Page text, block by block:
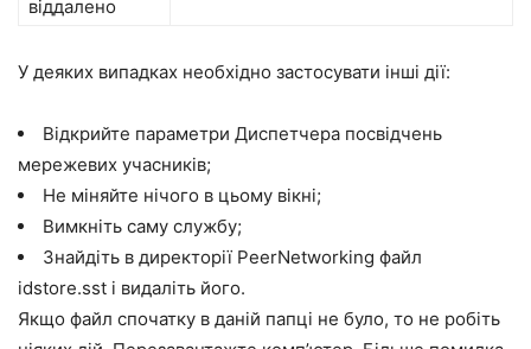
віддалено
У деяких випадках необхідно застосувати інші дії:
Відкрийте параметри Диспетчера посвідчень
мережевих учасників;
Не міняйте нічого в цьому вікні;
Вимкніть саму службу;
Знайдіть в директорії PeerNetworking файл
idstore.sst і видаліть його.
Якщо файл спочатку в даній папці не було, то не робіть